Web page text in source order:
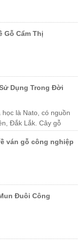
Gỗ Cẩm Thị
Dụng Trong Đời
là Nato, có nguồn
Đắk Lắk. Cây gỗ
Nam như Khánh Hòa,
ván gỗ công nghiệp
Đuôi Công